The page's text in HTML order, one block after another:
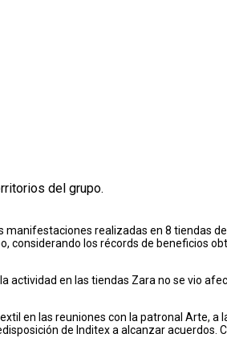
del grupo.
realizadas en 8 tiendas
considerando los récords de beneficios
actividad en las tiendas Zara no se vio
en las reuniones con la patronal Arte, a
de Inditex a alcanzar acuerdos.